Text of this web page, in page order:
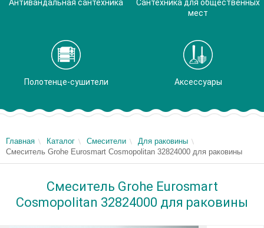
Антивандальная сантехника
Сантехника для общественных
мест
Полотенце-сушители Аксессуары
Главная Каталог Смесители
Для раковины
Смеситель Grohe Eurosmart Cosmopolitan 32824000 для раковины
Смеситель Grohe Eurosmart
Cosmopolitan 32824000 для раковины